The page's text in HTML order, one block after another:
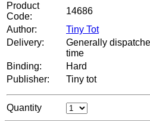
Product
Code:
14686
Author:
Tiny Tot
Delivery:
Generally
time
Binding:
Hard
Publisher:
Tiny tot
Quantity